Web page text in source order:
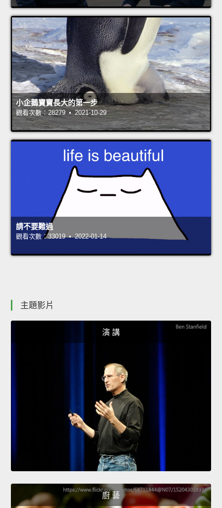
小企鵝寶寶長大的第一步
觀看次數：28279 • 2021-10-29
請不要難過
觀看次數：33019 • 2022-01-14
主題影片
演 講
廚 藝